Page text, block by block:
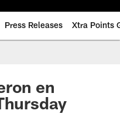
Press Releases Xtra Points
en